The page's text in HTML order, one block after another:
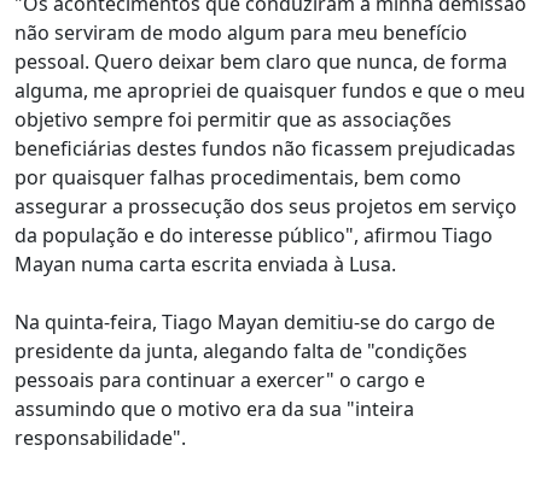
não serviram de modo algum para meu benefício
pessoal. Quero deixar bem claro que nunca, de forma
alguma, me apropriei de quaisquer fundos e que o meu
objetivo sempre foi permitir que as associações
beneficiárias destes fundos não ficassem prejudicadas
por quaisquer falhas procedimentais, bem como
assegurar a prossecução dos seus projetos em serviço
da população e do interesse público", afirmou Tiago
Mayan numa carta escrita enviada à Lusa.
Na quinta-feira, Tiago Mayan demitiu-se do cargo de
presidente da junta, alegando falta de "condições
pessoais para continuar a exercer" o cargo e
assumindo que o motivo era da sua "inteira
responsabilidade".